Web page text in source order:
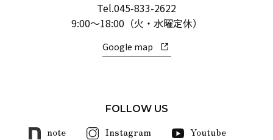
Tel.045-833-2622
9:00～18:00（火・水曜定休）
Google map
FOLLOW US
note Instagram Youtube